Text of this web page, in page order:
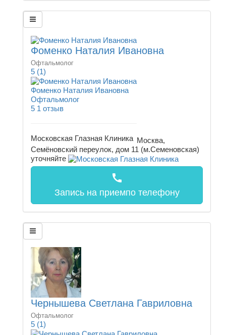
Фоменко Наталия Ивановна
Офтальмолог
5 (1)
Фоменко Наталия Ивановна
Офтальмолог
5 1 отзыв
Московская Глазная Клиника Москва,
Семёновский переулок, дом 11 (м.Семеновская)
уточняйте
call
Запись на приемпо телефону
Чернышева Светлана Гавриловна
Офтальмолог
5 (1)